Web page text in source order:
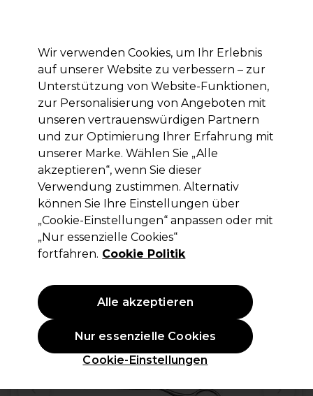
Anmelden
Marken Deals Haare Elektrogeräte Saloneinrichtung
Lieferung und Lieferzeiten
– mehr erfahren
Saiza
Saïza Haarschere Classic Viper 5.5"
(2)
98,55 €ohne MwSt.(PROFI-PREIS)
117,27 €inkl. MwSt.)
Wir verwenden Cookies, um Ihr Erlebnis
auf unserer Website zu verbessern – zur
Unterstützung von Website-Funktionen,
zur Personalisierung von Angeboten mit
unseren vertrauenswürdigen Partnern
und zur Optimierung Ihrer Erfahrung mit
unserer Marke. Wählen Sie „Alle
akzeptieren“, wenn Sie dieser
Verwendung zustimmen. Alternativ
können Sie Ihre Einstellungen über
„Cookie-Einstellungen“ anpassen oder mit
„Nur essenzielle Cookies“
fortfahren. Cookie Politik
Cookie-Einstellungen
Nur essenzielle Cookies
Alle akzeptieren